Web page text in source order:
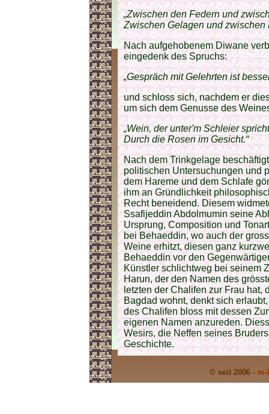
„Zwischen den Federn und
Zwischen Gelagen und zwischen
Nach aufgehobenem Diwane
eingedenk des Spruchs:
„Gespräch mit Gelehrten ist
und schloss sich, nachdem er
um sich dem Genusse des
„Wein, der unter'm Schleier
Durch die Rosen im Gesicht.“
Nach dem Trinkgelage
politischen Untersuchungen und
dem Hareme und dem Schlafe
ihm an Gründlichkeit
Recht beneidend. Diesem
Ssafijeddin Abdolmumin seine
Ursprung, Composition und
bei Behaeddin, wo auch der
Weine erhitzt, diesen ganz
Behaeddin vor den
Künstler schlichtweg bei seinem
Harun, der den Namen des
letzten der Chalifen zur Frau hat,
Bagdad wohnt, denkt sich
des Chalifen bloss mit dessen
eigenen Namen anzureden.
Wesirs, die Neffen seines
Geschichte.
© seit 2006 -